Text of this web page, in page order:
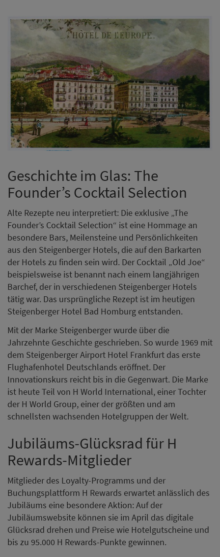
Geschichte im Glas: The
Founder’s Cocktail Selection
Alte Rezepte neu interpretiert: Die exklusive „The
Founder’s Cocktail Selection“ ist eine Hommage an
besondere Bars, Meilensteine und Persönlichkeiten
aus den Steigenberger Hotels, die auf den Barkarten
der Hotels zu finden sein wird. Der Cocktail „Old Joe“
beispielsweise ist benannt nach einem langjährigen
Barchef, der in verschiedenen Steigenberger Hotels
tätig war. Das ursprüngliche Rezept ist im heutigen
Steigenberger Hotel Bad Homburg entstanden.
Mit der Marke Steigenberger wurde über die
Jahrzehnte Geschichte geschrieben. So wurde 1969 mit
dem Steigenberger Airport Hotel Frankfurt das erste
Flughafenhotel Deutschlands eröffnet. Der
Innovationskurs reicht bis in die Gegenwart. Die Marke
ist heute Teil von H World International, einer Tochter
der H World Group, einer der größten und am
schnellsten wachsenden Hotelgruppen der Welt.
Jubiläums-Glücksrad für H
Rewards-Mitglieder
Mitglieder des Loyalty-Programms und der
Buchungsplattform H Rewards erwartet anlässlich des
Jubiläums eine besondere Aktion: Auf der
Jubiläumswebsite können sie im April das digitale
Glücksrad drehen und Preise wie Hotelgutscheine und
bis zu 95.000 H Rewards-Punkte gewinnen.